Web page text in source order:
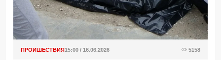
ПРОИШЕСТВИЯ15:00 / 16.06.2026 5158